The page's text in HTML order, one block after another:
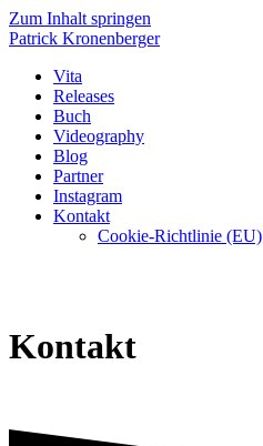
Zum Inhalt springen
Patrick Kronenberger
Vita
Releases
Buch
Videography
Blog
Partner
Instagram
Kontakt
Cookie-Richtlinie (EU)
Kontakt